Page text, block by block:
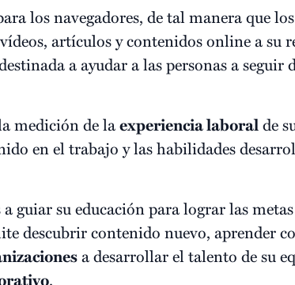
los navegadores, de tal manera que
artículos y contenidos online a su
a ayudar a las personas a seguir
medición de laexperiencia laboralde
en el trabajo y las habilidades
guiar su educación para lograr las
descubrir contenido nuevo, aprender
a desarrollar el talento de su
.